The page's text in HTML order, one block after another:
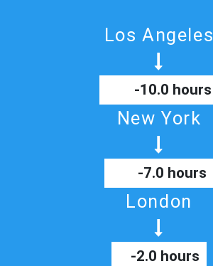
Los Angeles
-10.0 hours
New York
-7.0 hours
London
-2.0 hours